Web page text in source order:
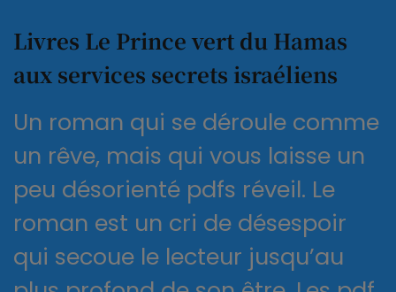
Livres Le Prince vert du Hamas
aux services secrets israéliens
Un roman qui se déroule comme
un rêve, mais qui vous laisse un
peu désorienté pdfs réveil. Le
roman est un cri de désespoir
qui secoue le lecteur jusqu’au